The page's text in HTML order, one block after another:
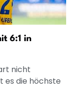
6:1 in
nicht
es die höchste